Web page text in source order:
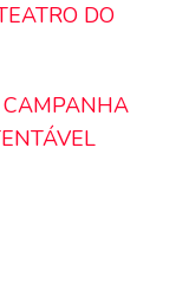
DO
CAMPANHA